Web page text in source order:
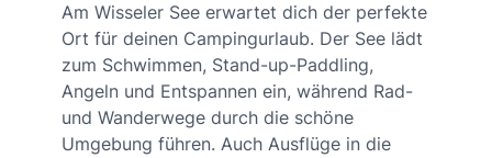
Am Wisseler See erwartet dich der perfekte
Ort für deinen Campingurlaub. Der See lädt
zum Schwimmen, Stand-up-Paddling,
Angeln und Entspannen ein, während Rad-
und Wanderwege durch die schöne
Umgebung führen. Auch Ausflüge in die